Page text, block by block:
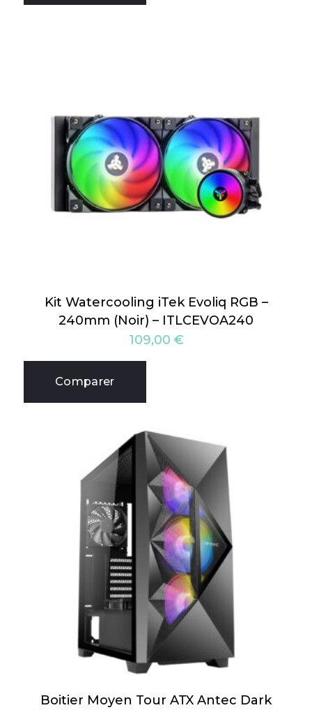
Kit Watercooling iTek Evoliq RGB –
240mm (Noir) – ITLCEVOA240
109,00 €
Comparer
Boitier Moyen Tour ATX Antec Dark